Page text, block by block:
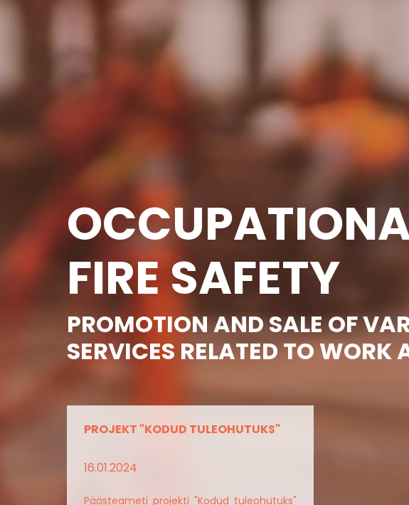
FIRE SAFETY
PROMOTION AND SALE OF
SERVICES RELATED TO WORK
PROJEKT "KODUD TULEOHUTUKS"
16.01.2024
Päästeameti projekti "Kodud tuleohutuks"